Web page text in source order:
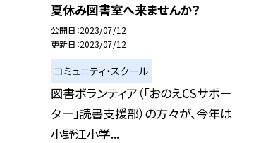
夏休み図書室へ来ませんか？
公開日 2023/07/12
更新日 2023/07/12
コミュニティ・スクール
図書ボランティア（「おのえCSサポー
ター」読書支援部）の方々が、今年は
小野江小学...